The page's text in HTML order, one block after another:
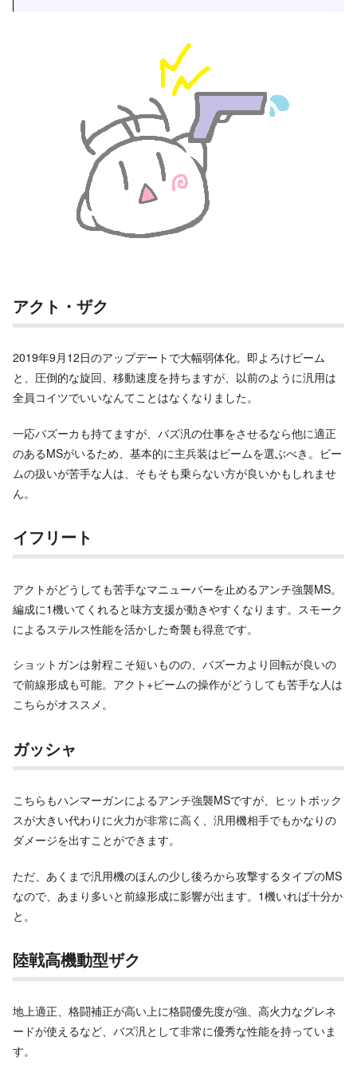
アクト・ザク
2019年9月12日のアップデートで大幅弱体化。即よろけビーム
と、圧倒的な旋回、移動速度を持ちますが、以前のように汎用は
全員コイツでいいなんてことはなくなりました。
一応バズーカも持てますが、バズ汎の仕事をさせるなら他に適正
のあるMSがいるため、基本的に主兵装はビームを選ぶべき。ビー
ムの扱いが苦手な人は、そもそも乗らない方が良いかもしれませ
ん。
イフリート
アクトがどうしても苦手なマニューバーを止めるアンチ強襲MS。
編成に1機いてくれると味方支援が動きやすくなります。スモーク
によるステルス性能を活かした奇襲も得意です。
ショットガンは射程こそ短いものの、バズーカより回転が良いの
で前線形成も可能。アクト+ビームの操作がどうしても苦手な人は
こちらがオススメ。
ガッシャ
こちらもハンマーガンによるアンチ強襲MSですが、ヒットボック
スが大きい代わりに火力が非常に高く、汎用機相手でもかなりの
ダメージを出すことができます。
ただ、あくまで汎用機のほんの少し後ろから攻撃するタイプのMS
なので、あまり多いと前線形成に影響が出ます。1機いれば十分か
と。
陸戦高機動型ザク
地上適正、格闘補正が高い上に格闘優先度が強、高火力なグレネ
ードが使えるなど、バズ汎として非常に優秀な性能を持っていま
す。